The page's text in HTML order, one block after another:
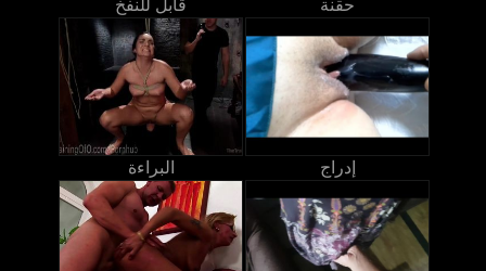
قابل للنفخ حقنة
البراءة إدراج